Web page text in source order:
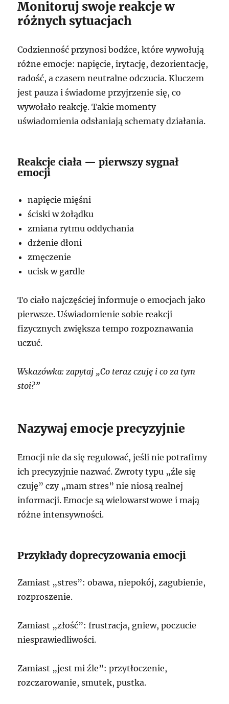
Monitoruj swoje reakcje w
różnych sytuacjach
Codzienność przynosi bodźce, które wywołują
różne emocje: napięcie, irytację, dezorientację,
radość, a czasem neutralne odczucia. Kluczem
jest pauza i świadome przyjrzenie się, co
wywołało reakcję. Takie momenty
uświadomienia odsłaniają schematy działania.
Reakcje ciała — pierwszy sygnał
emocji
napięcie mięśni
ściski w żołądku
zmiana rytmu oddychania
drżenie dłoni
zmęczenie
ucisk w gardle
To ciało najczęściej informuje o emocjach jako
pierwsze. Uświadomienie sobie reakcji
fizycznych zwiększa tempo rozpoznawania
uczuć.
Wskazówka: zapytaj „Co teraz czuję i co za tym
stoi?”
Nazywaj emocje precyzyjnie
Emocji nie da się regulować, jeśli nie potrafimy
ich precyzyjnie nazwać. Zwroty typu „źle się
czuję” czy „mam stres” nie niosą realnej
informacji. Emocje są wielowarstwowe i mają
różne intensywności.
Przykłady doprecyzowania emocji
Zamiast „stres”: obawa, niepokój, zagubienie,
rozproszenie.
Zamiast „złość”: frustracja, gniew, poczucie
niesprawiedliwości.
Zamiast „jest mi źle”: przytłoczenie,
rozczarowanie, smutek, pustka.